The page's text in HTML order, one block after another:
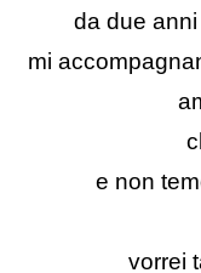
da due
mi
e non
vorrei